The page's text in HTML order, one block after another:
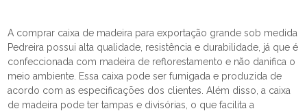
A comprar caixa de madeira para exportação grande sob medida
Pedreira possui alta qualidade, resistência e durabilidade, já que é
confeccionada com madeira de reflorestamento e não danifica o
meio ambiente. Essa caixa pode ser fumigada e produzida de
acordo com as especificações dos clientes. Além disso, a caixa
de madeira pode ter tampas e divisórias, o que facilita a